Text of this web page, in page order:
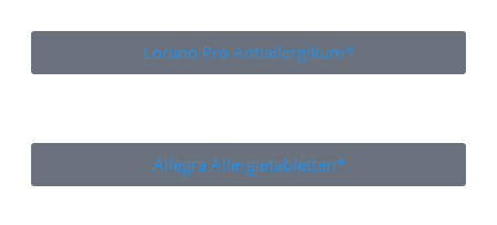
Lorano Pro Antiallergikum*
Allegra Allergietabletten*